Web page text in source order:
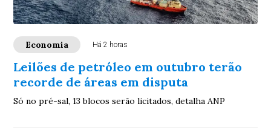
Economia Há 2 horas
Leilões de petróleo em outubro terão
recorde de áreas em disputa
Só no pré-sal, 13 blocos serão licitados, detalha ANP